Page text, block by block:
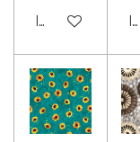
In winkelwagen